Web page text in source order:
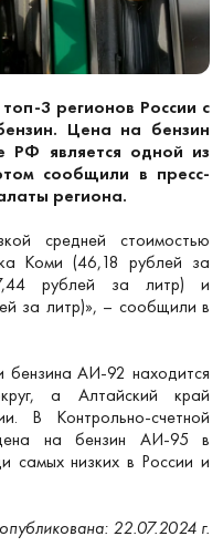
3 регионов России с
Цена на бензин
РФ является одной из
сообщили в пресс-
региона.
средней стоимостью
Коми (46,18 рублей за
рублей за литр) и
за литр)», – сообщили в
бензина АИ-92 находится
а Алтайский край
В Контрольно-счетной
на бензин АИ-95 в
самых низких в России и
22.07.2024 г.